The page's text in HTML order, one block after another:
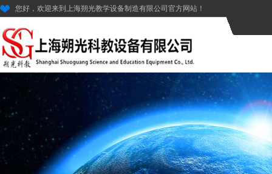
您好，欢迎来到上海朔光教学设备制造有限公司官方网站！